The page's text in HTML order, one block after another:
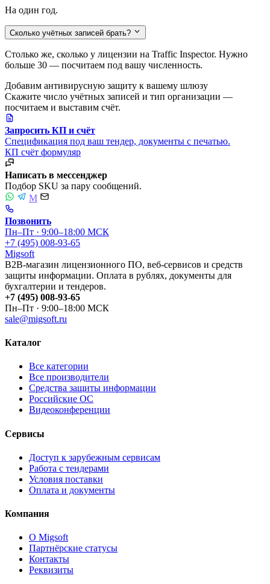
На один год.
Сколько учётных записей брать?
Столько же, сколько у лицензии на Traffic Inspector. Нужно
больше 30 — посчитаем под вашу численность.
Добавим антивирусную защиту к вашему шлюзу
Скажите число учётных записей и тип организации —
посчитаем и выставим счёт.
Запросить КП и счёт
Спецификация под ваш тендер, документы с печатью.
КП счёт формуляр
Написать в мессенджер
Подбор SKU за пару сообщений.
M
Позвонить
Пн–Пт · 9:00–18:00 МСК
+7 (495) 008-93-65
Migsoft
B2B-магазин лицензионного ПО, веб-сервисов и средств
защиты информации. Оплата в рублях, документы для
бухгалтерии и тендеров.
+7 (495) 008-93-65
Пн–Пт · 9:00–18:00 МСК
sale@migsoft.ru
Каталог
Все категории
Все производители
Средства защиты информации
Российские ОС
Видеоконференции
Сервисы
Доступ к зарубежным сервисам
Работа с тендерами
Условия поставки
Оплата и документы
Компания
О Migsoft
Партнёрские статусы
Контакты
Реквизиты